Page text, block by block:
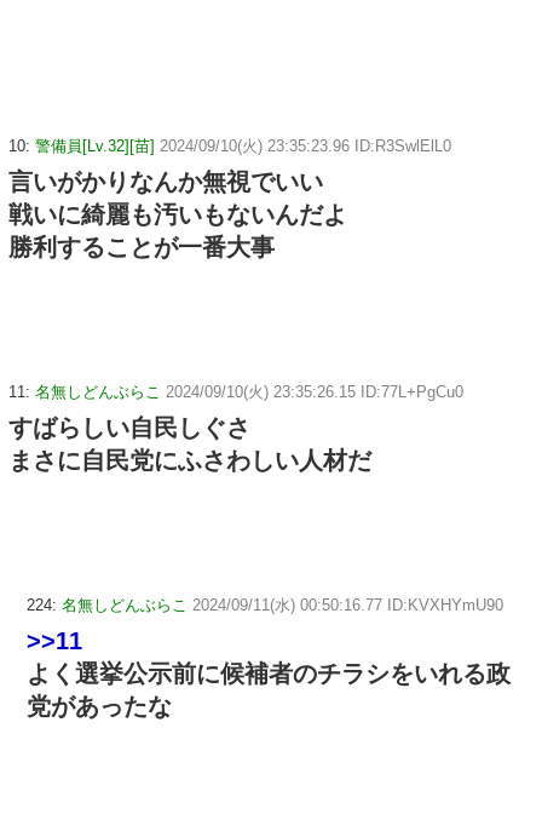
10: 警備員[Lv.32][苗] 2024/09/10(火) 23:35:23.96 ID:R3SwlElL0
言いがかりなんか無視でいい
戦いに綺麗も汚いもないんだよ
勝利することが一番大事
11: 名無しどんぶらこ 2024/09/10(火) 23:35:26.15 ID:77L+PgCu0
すばらしい自民しぐさ
まさに自民党にふさわしい人材だ
224: 名無しどんぶらこ 2024/09/11(水) 00:50:16.77 ID:KVXHYmU90
>>11
よく選挙公示前に候補者のチラシをいれる政
党があったな